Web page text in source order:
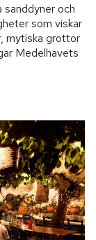
sanddyner och
som viskar
mytiska grottor
Medelhavets